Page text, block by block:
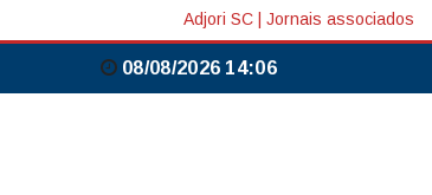
Adjori SC Jornais associados
08/08/2026 14:06